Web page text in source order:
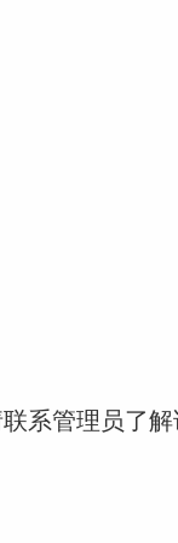
系管理员了